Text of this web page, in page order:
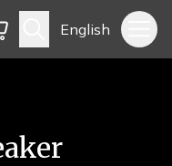
English